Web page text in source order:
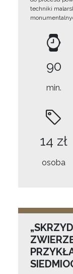
techniki
90
min.
14 zł
osoba